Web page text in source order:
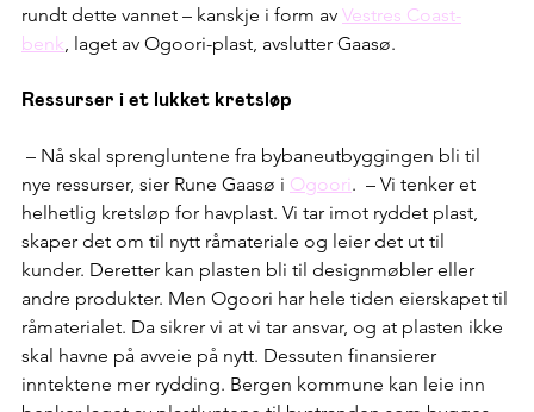
rundt dette vannet – kanskje i form av Vestres Coast-
benk , laget av Ogoori-plast, avslutter Gaasø.
Ressurser i et lukket kretsløp
nye ressurser, sier Rune Gaasø i Ogoori.  – Vi tenker et
helhetlig kretsløp for havplast. Vi tar imot ryddet plast,
skaper det om til nytt råmateriale og leier det ut til
kunder. Deretter kan plasten bli til designmøbler eller
andre produkter. Men Ogoori har hele tiden eierskapet til
råmaterialet. Da sikrer vi at vi tar ansvar, og at plasten ikke
skal havne på avveie på nytt. Dessuten finansierer
inntektene mer rydding. Bergen kommune kan leie inn